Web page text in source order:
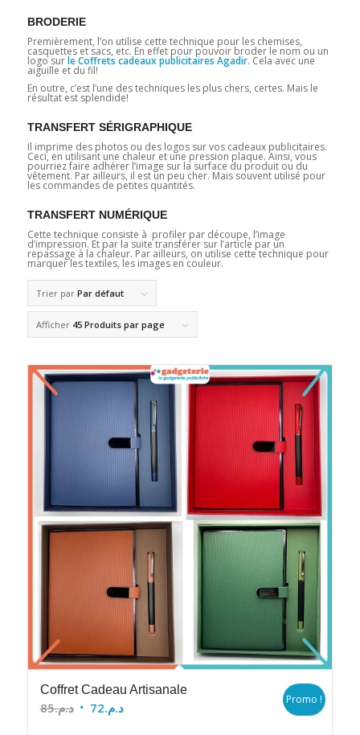
BRODERIE
Premièrement, l’on utilise cette technique pour les chemises,
casquettes et sacs, etc. En effet pour pouvoir broder le nom ou un
logo surle Coffrets cadeaux publicitaires Agadir. Cela avec une
aiguille et du fil!
En outre, c’est l’une des techniques les plus chers, certes. Mais le
résultat est splendide!
TRANSFERT SÉRIGRAPHIQUE
Il imprime des photos ou des logos sur vos cadeaux publicitaires.
Ceci, en utilisant une chaleur et une pression plaque. Ainsi, vous
pourriez faire adhérer l’image sur la surface du produit ou du
vêtement. Par ailleurs, il est un peu cher. Mais souvent utilisé pour
les commandes de petites quantités.
TRANSFERT NUMÉRIQUE
Cette technique consiste à profiler par découpe, l’image
d’impression. Et par la suite transférer sur l’article par un
repassage à la chaleur. Par ailleurs, on utilise cette technique pour
marquer les textiles, les images en couleur.
Trier par Par défaut
Afficher 45 Produits par page
Coffret Cadeau Artisanale
د.م.85
Le
د.م.72
Le
Promo !